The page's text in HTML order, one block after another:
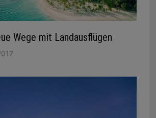
Wege mit Landausflügen